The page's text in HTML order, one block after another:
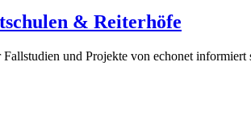
& Reiterhöfe
und Projekte von echonet